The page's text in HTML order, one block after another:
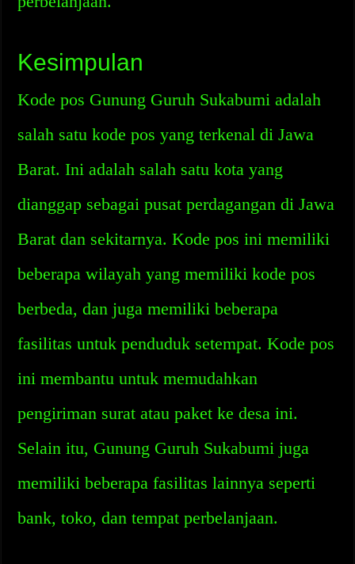
Kesimpulan
Kode pos Gunung Guruh Sukabumi adalah
salah satu kode pos yang terkenal di Jawa
Barat. Ini adalah salah satu kota yang
dianggap sebagai pusat perdagangan di Jawa
Barat dan sekitarnya. Kode pos ini memiliki
beberapa wilayah yang memiliki kode pos
berbeda, dan juga memiliki beberapa
fasilitas untuk penduduk setempat. Kode pos
ini membantu untuk memudahkan
pengiriman surat atau paket ke desa ini.
Selain itu, Gunung Guruh Sukabumi juga
memiliki beberapa fasilitas lainnya seperti
bank, toko, dan tempat perbelanjaan.